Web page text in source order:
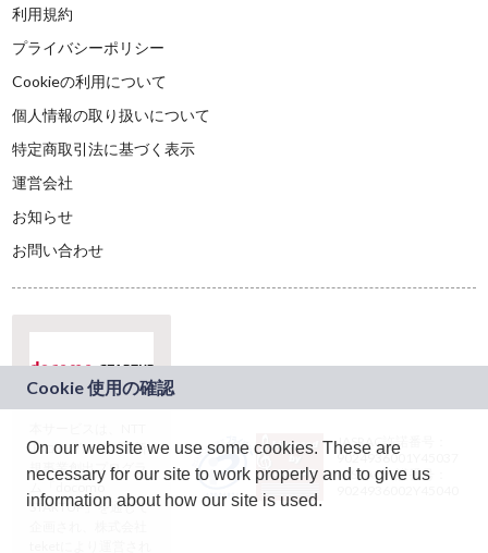
利用規約
プライバシーポリシー
Cookieの利用について
個人情報の取り扱いについて
特定商取引法に基づく表示
運営会社
お知らせ
お問い合わせ
ドコモグループの新
規事業創出プログラ
ム「docomo
STARTUP」を通じて
JASRAC許諾番号：
9024936001Y45037
JASRAC許諾番号：
On our website we use some cookies. These are
necessary for our site to work properly and to give us
information about how our site is used.